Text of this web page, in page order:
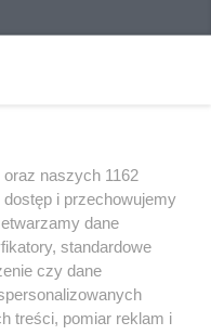
naszych 1162
i przechowujemy
dane
standardowe
czy dane
treści, pomiar reklam i